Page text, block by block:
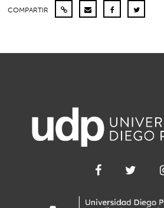
COMPARTIR